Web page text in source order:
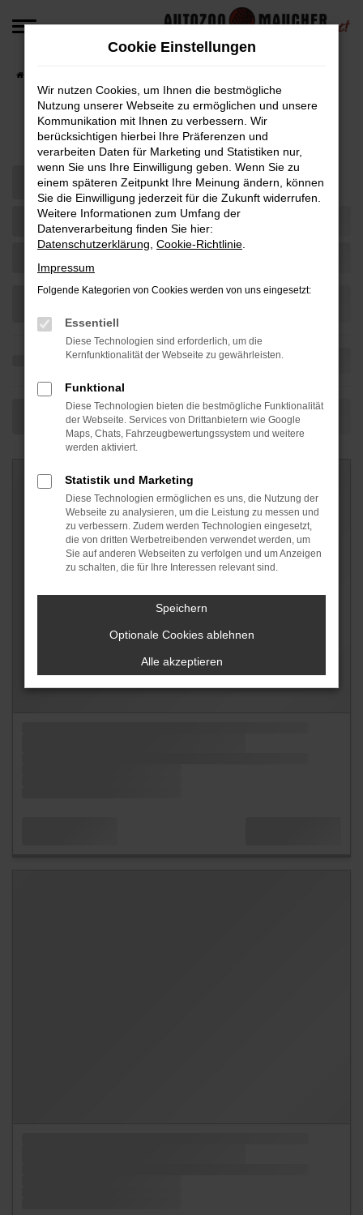
Zum
Fahrzeug-Showroom
Cookie Einstellungen
Wir nutzen Cookies, um Ihnen die bestmögliche
Nutzung unserer Webseite zu ermöglichen und unsere
Kommunikation mit Ihnen zu verbessern. Wir
berücksichtigen hierbei Ihre Präferenzen und
verarbeiten Daten für Marketing und Statistiken nur,
wenn Sie uns Ihre Einwilligung geben. Wenn Sie zu
einem späteren Zeitpunkt Ihre Meinung ändern, können
Sie die Einwilligung jederzeit für die Zukunft widerrufen.
Weitere Informationen zum Umfang der
Datenverarbeitung finden Sie hier:
Datenschutzerklärung Cookie-Richtlinie
Impressum
Folgende Kategorien von Cookies werden von uns eingesetzt:
Essentiell
Diese Technologien sind erforderlich, um die
Kernfunktionalität der Webseite zu gewährleisten.
Funktional
Diese Technologien bieten die bestmögliche Funktionalität
der Webseite. Services von Drittanbietern wie Google
Maps, Chats, Fahrzeugbewertungssystem und weitere
werden aktiviert.
Statistik und Marketing
Diese Technologien ermöglichen es uns, die Nutzung der
Webseite zu analysieren, um die Leistung zu messen und
zu verbessern. Zudem werden Technologien eingesetzt,
die von dritten Werbetreibenden verwendet werden, um
Sie auf anderen Webseiten zu verfolgen und um Anzeigen
zu schalten, die für Ihre Interessen relevant sind.
Speichern
Optionale Cookies ablehnen
Alle akzeptieren